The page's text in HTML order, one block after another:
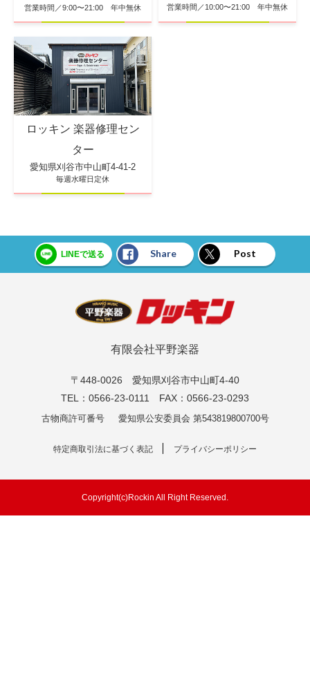
営業時間／9:00〜21:00 年中無休 営業時間／10:00〜21:00 年中無休
ロッキン 楽器修理セン
ター
愛知県刈谷市中山町4-41-2
毎週水曜日定休
LINEで送る Share Post
有限会社平野楽器
〒448-0026 愛知県刈谷市中山町4-40
TEL：0566-23-0111 FAX：0566-23-0293
古物商許可番号 愛知県公安委員会 第543819800700号
特定商取引法に基づく表記 プライバシーポリシー
Copyright(c)Rockin All Right Reserved.